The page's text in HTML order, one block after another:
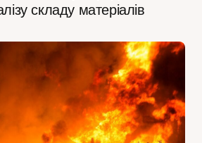
складу матеріалів